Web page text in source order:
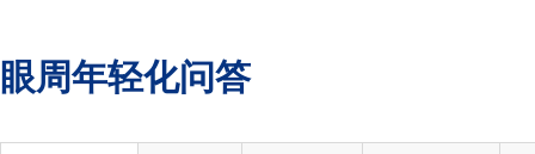
眼周年轻化问答